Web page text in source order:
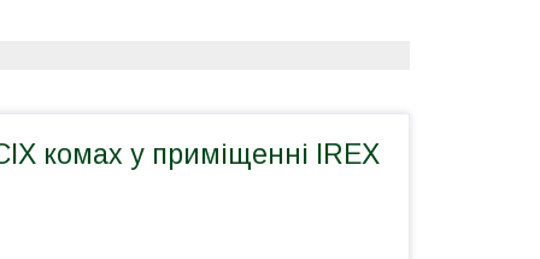
комах у приміщенні IREX